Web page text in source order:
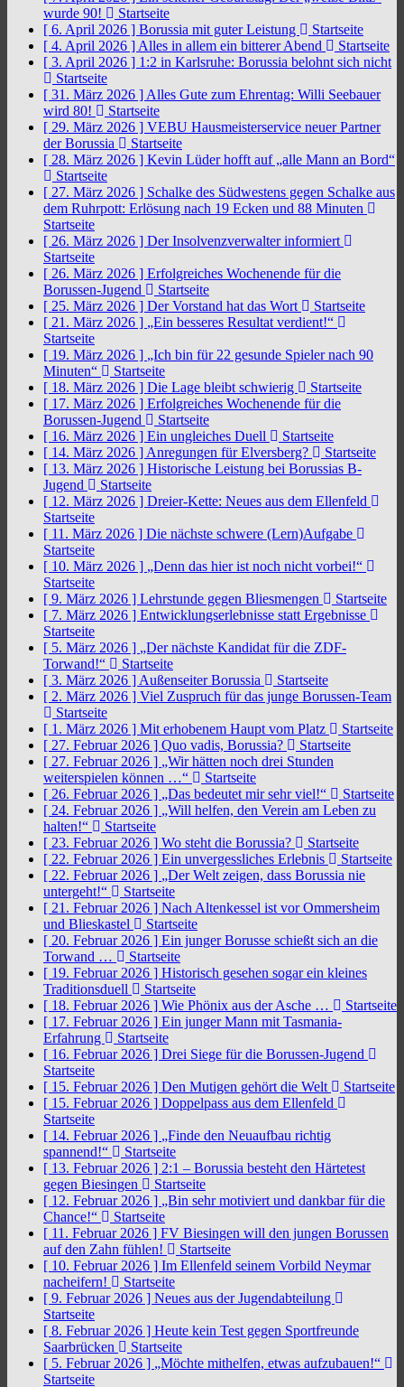
wurde 90!
Startseite
[ 6. April 2026 ] Borussia mit guter Leistung
Startseite
[ 4. April 2026 ] Alles in allem ein bitterer Abend
Startseite
[ 3. April 2026 ] 1:2 in Karlsruhe: Borussia belohnt sich nicht
Startseite
[ 31. März 2026 ] Alles Gute zum Ehrentag: Willi Seebauer
wird 80!
Startseite
[ 29. März 2026 ] VEBU Hausmeisterservice neuer Partner
der Borussia
Startseite
[ 28. März 2026 ] Kevin Lüder hofft auf „alle Mann an Bord“
Startseite
[ 27. März 2026 ] Schalke des Südwestens gegen Schalke aus
dem Ruhrpott: Erlösung nach 19 Ecken und 88 Minuten
Startseite
[ 26. März 2026 ] Der Insolvenzverwalter informiert
Startseite
[ 26. März 2026 ] Erfolgreiches Wochenende für die
Borussen-Jugend
Startseite
[ 25. März 2026 ] Der Vorstand hat das Wort
Startseite
[ 21. März 2026 ] „Ein besseres Resultat verdient!“
Startseite
[ 19. März 2026 ] „Ich bin für 22 gesunde Spieler nach 90
Minuten“
Startseite
[ 18. März 2026 ] Die Lage bleibt schwierig
Startseite
[ 17. März 2026 ] Erfolgreiches Wochenende für die
Borussen-Jugend
Startseite
[ 16. März 2026 ] Ein ungleiches Duell
Startseite
[ 14. März 2026 ] Anregungen für Elversberg?
Startseite
[ 13. März 2026 ] Historische Leistung bei Borussias B-
Jugend
Startseite
[ 12. März 2026 ] Dreier-Kette: Neues aus dem Ellenfeld
Startseite
[ 11. März 2026 ] Die nächste schwere (Lern)Aufgabe
Startseite
[ 10. März 2026 ] „Denn das hier ist noch nicht vorbei!“
Startseite
[ 9. März 2026 ] Lehrstunde gegen Bliesmengen
Startseite
[ 7. März 2026 ] Entwicklungserlebnisse statt Ergebnisse
Startseite
[ 5. März 2026 ] „Der nächste Kandidat für die ZDF-
Torwand!“
Startseite
[ 3. März 2026 ] Außenseiter Borussia
Startseite
[ 2. März 2026 ] Viel Zuspruch für das junge Borussen-Team
Startseite
[ 1. März 2026 ] Mit erhobenem Haupt vom Platz
Startseite
[ 27. Februar 2026 ] Quo vadis, Borussia?
Startseite
[ 27. Februar 2026 ] „Wir hätten noch drei Stunden
weiterspielen können …“
Startseite
[ 26. Februar 2026 ] „Das bedeutet mir sehr viel!“
Startseite
[ 24. Februar 2026 ] „Will helfen, den Verein am Leben zu
halten!“
Startseite
[ 23. Februar 2026 ] Wo steht die Borussia?
Startseite
[ 22. Februar 2026 ] Ein unvergessliches Erlebnis
Startseite
[ 22. Februar 2026 ] „Der Welt zeigen, dass Borussia nie
untergeht!“
Startseite
[ 21. Februar 2026 ] Nach Altenkessel ist vor Ommersheim
und Blieskastel
Startseite
[ 20. Februar 2026 ] Ein junger Borusse schießt sich an die
Torwand …
Startseite
[ 19. Februar 2026 ] Historisch gesehen sogar ein kleines
Traditionsduell
Startseite
[ 18. Februar 2026 ] Wie Phönix aus der Asche …
Startseite
[ 17. Februar 2026 ] Ein junger Mann mit Tasmania-
Erfahrung
Startseite
[ 16. Februar 2026 ] Drei Siege für die Borussen-Jugend
Startseite
[ 15. Februar 2026 ] Den Mutigen gehört die Welt
Startseite
[ 15. Februar 2026 ] Doppelpass aus dem Ellenfeld
Startseite
[ 14. Februar 2026 ] „Finde den Neuaufbau richtig
spannend!“
Startseite
[ 13. Februar 2026 ] 2:1 – Borussia besteht den Härtetest
gegen Biesingen
Startseite
[ 12. Februar 2026 ] „Bin sehr motiviert und dankbar für die
Chance!“
Startseite
[ 11. Februar 2026 ] FV Biesingen will den jungen Borussen
auf den Zahn fühlen!
Startseite
[ 10. Februar 2026 ] Im Ellenfeld seinem Vorbild Neymar
nacheifern!
Startseite
[ 9. Februar 2026 ] Neues aus der Jugendabteilung
Startseite
[ 8. Februar 2026 ] Heute kein Test gegen Sportfreunde
Saarbrücken
Startseite
[ 5. Februar 2026 ] „Möchte mithelfen, etwas aufzubauen!“
Startseite